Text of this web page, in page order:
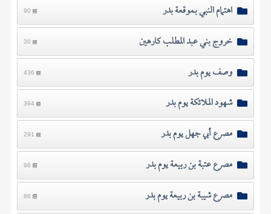
اهتمام النبي بموقعة بدر 90
خروج بني عبد المطلب كارهين 30
وصف يوم بدر 436
شهود الملائكة يوم بدر 394
مصرع أبي جهل يوم بدر 291
مصرع عتبة بن ربيعة يوم بدر 96
مصرع شيبة بن ربيعة يوم بدر 86